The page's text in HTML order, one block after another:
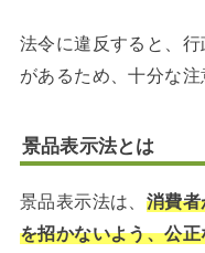
法令に違反すると、
があるため、十分な注
景品表示法とは
景品表示法は、 消費
を招かないよう、公